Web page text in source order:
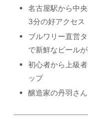
名古屋駅から中
3分の好アクセス
ブルワリー直営
で新鮮なビール
初心者から上級
ップ
醸造家の丹羽さ